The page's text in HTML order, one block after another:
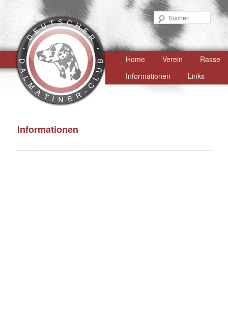
Hauptmenü
Zum
primären
Home Verein
Rasse
Informationen
Links
Informationen